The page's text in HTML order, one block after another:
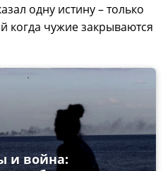
одну истину – только
когда чужие закрываются
и война: